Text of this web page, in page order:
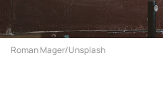
Roman Mager/Unsplash